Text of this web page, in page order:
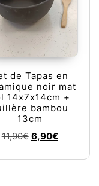
de Tapas en
noir mat
14x7x14cm +
bambou
13cm
11,90€ Le prix initial
6,90€Le prix